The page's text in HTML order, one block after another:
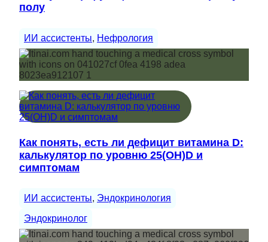
полу
ИИ ассистенты, Нефрология
Как понять, есть ли дефицит витамина D:
калькулятор по уровню 25(OH)D и
симптомам
ИИ ассистенты, Эндокринология
Эндокринолог